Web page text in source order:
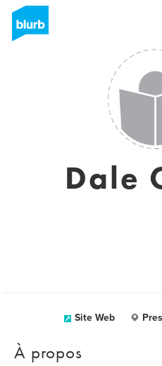
Dale
Site Web
À propos